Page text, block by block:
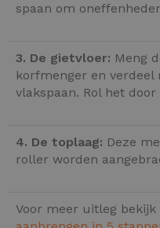
spaan om
3. De gietvloer: Meng
korfmenger en
vlakspaan. Rol het
4. De toplaag: Deze
roller worden
Voor meer uitleg bekijk